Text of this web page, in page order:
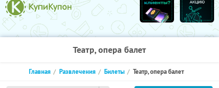
Театр, опера балет
Главная Развлечения Билеты Театр, опера балет